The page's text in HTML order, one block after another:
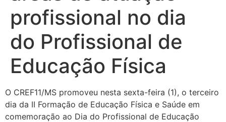
profissional no dia
do Profissional de
Educação Física
O CREF11/MS promoveu nesta sexta-feira (1), o terceiro
dia da II Formação de Educação Física e Saúde em
comemoração ao Dia do Profissional de Educação